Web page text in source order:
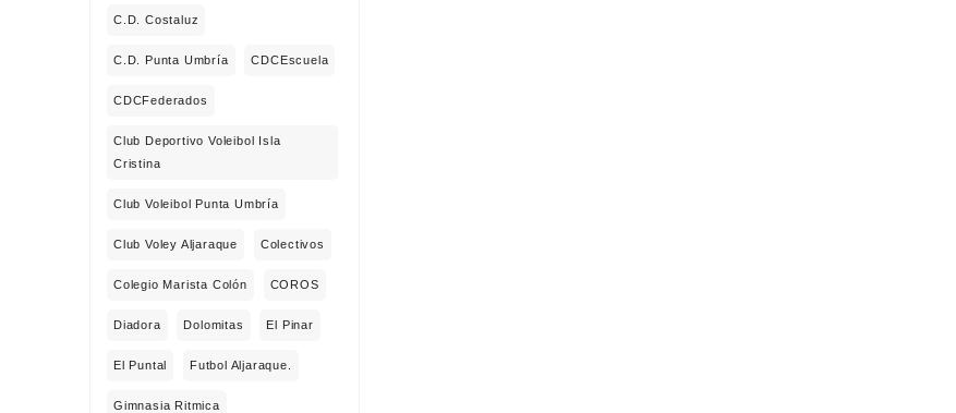
C.D. Costaluz
C.D. Punta Umbría CDCEscuela
CDCFederados
Club Deportivo Voleibol Isla
Cristina
Club Voleibol Punta Umbría
Club Voley Aljaraque Colectivos
Colegio Marista Colón COROS
Diadora Dolomitas El Pinar
El Puntal Futbol Aljaraque.
Gimnasia Ritmica